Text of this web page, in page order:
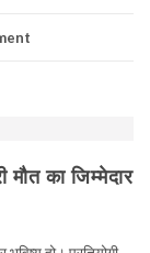
का जिम्मेदार